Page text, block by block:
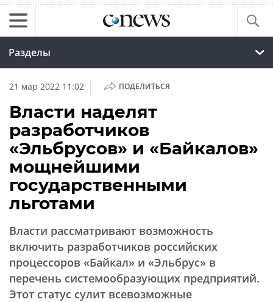
Разделы
21 мар 2022 11:02 | ПОДЕЛИТЬСЯ
Власти наделят
разработчиков
«Эльбрусов» и «Байкалов»
мощнейшими
государственными
льготами
Власти рассматривают возможность
включить разработчиков российских
процессоров «Байкал» и «Эльбрус» в
перечень системообразующих предприятий.
Этот статус сулит всевозможные